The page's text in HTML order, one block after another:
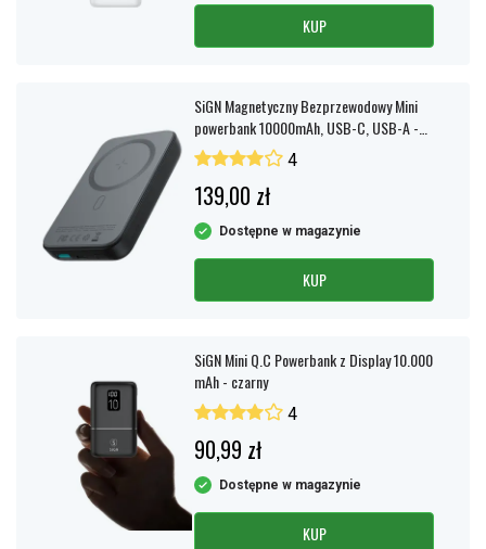
KUP
SiGN Magnetyczny Bezprzewodowy Mini
powerbank 10000mAh, USB-C, USB-A -
Czarny
4
139,00 zł
Dostępne w magazynie
KUP
SiGN Mini Q.C Powerbank z Display 10.000
mAh - czarny
4
90,99 zł
Dostępne w magazynie
KUP